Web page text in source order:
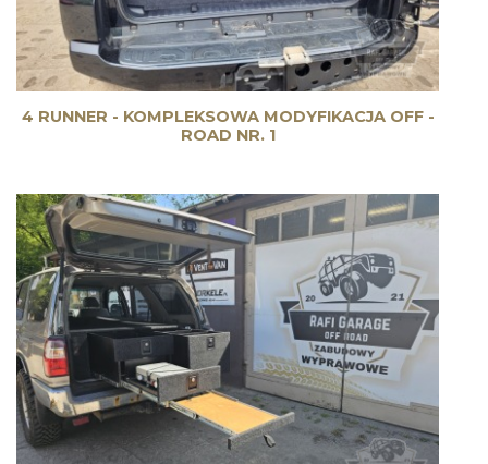
4 RUNNER - KOMPLEKSOWA MODYFIKACJA OFF -
ROAD NR. 1